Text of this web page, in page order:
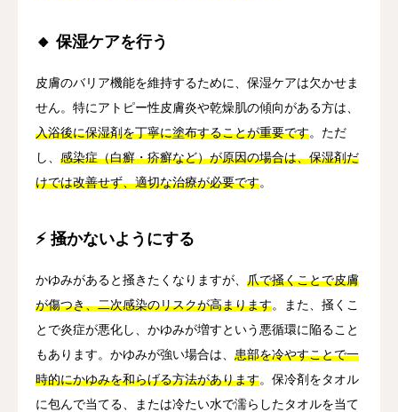
🔸 保湿ケアを行う
皮膚のバリア機能を維持するために、保湿ケアは欠かせま
せん。特にアトピー性皮膚炎や乾燥肌の傾向がある方は、
入浴後に保湿剤を丁寧に塗布することが重要です。ただ
し、 感染症（白癬・疥癬など）が原因の場合は、保湿剤だ
けでは改善せず、適切な治療が必要です。
⚡ 掻かないようにする
かゆみがあると掻きたくなりますが、 爪で掻くことで皮膚
が傷つき、二次感染のリスクが高まります。また、掻くこ
とで炎症が悪化し、かゆみが増すという悪循環に陥ること
もあります。かゆみが強い場合は、 患部を冷やすことで一
時的にかゆみを和らげる方法があります。保冷剤をタオル
に包んで当てる、または冷たい水で濡らしたタオルを当て